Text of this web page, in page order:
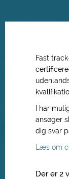
Fast
I har
ansøger
dig svar
Læs om
Der er 2